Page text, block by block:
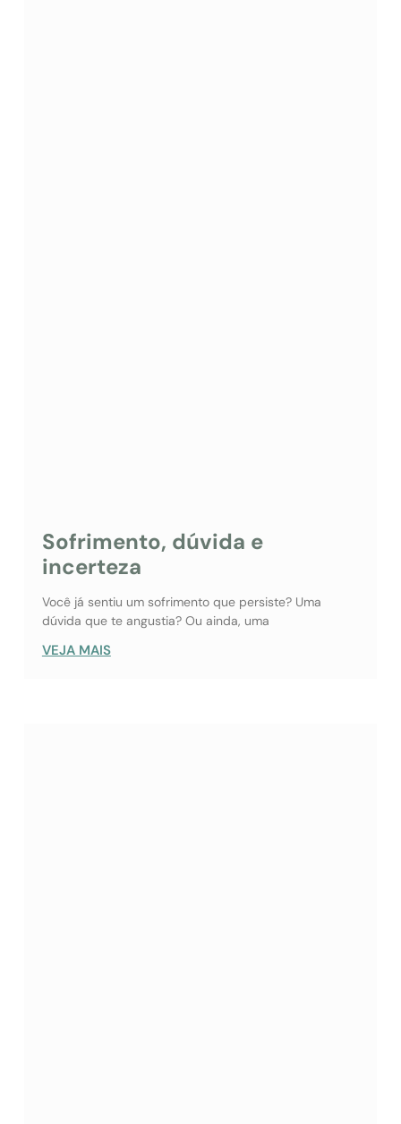
Sofrimento, dúvida e
incerteza
Você já sentiu um sofrimento que persiste? Uma
dúvida que te angustia? Ou ainda, uma
VEJA MAIS